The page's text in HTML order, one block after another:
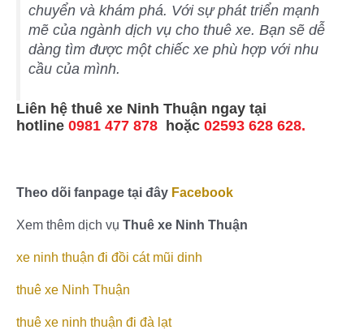
chuyển và khám phá. Với sự phát triển mạnh
mẽ của ngành dịch vụ cho thuê xe. Bạn sẽ dễ
dàng tìm được một chiếc xe phù hợp với nhu
cầu của mình.
Liên hệ thuê xe Ninh Thuận ngay tại
hotline 0981 477 878 hoặc 02593 628 628.
Theo dõi fanpage tại đây Facebook
Xem thêm dịch vụ Thuê xe Ninh Thuận
xe ninh thuận đi đồi cát mũi dinh
thuê xe Ninh Thuận
thuê xe ninh thuận đi đà lạt